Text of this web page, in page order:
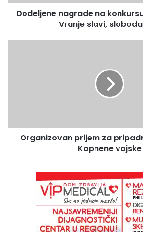
Dodeljene nagrade na
Vranje slavi, sloboda
Organizovan prijem za
Kopnene vojske